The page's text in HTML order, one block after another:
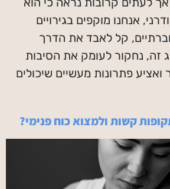
אנחנו מוקפים בגירויים
חברתיים, קל לאבד את הדרך
זה, נחקור לעומק את הסיבות
פתרונות מעשיים שיכולים
קשות ולמצוא כוח פנימי?